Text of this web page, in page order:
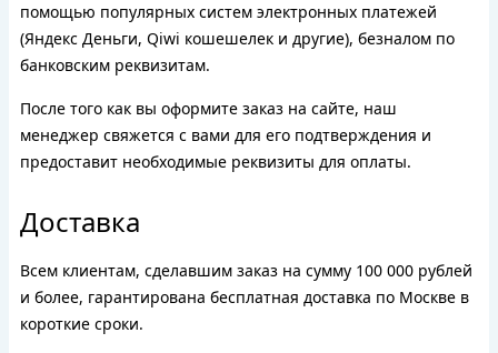
помощью популярных систем электронных платежей
(Яндекс Деньги, Qiwi кошешелек и другие), безналом по
банковским реквизитам.
После того как вы оформите заказ на сайте, наш
менеджер свяжется с вами для его подтверждения и
предоставит необходимые реквизиты для оплаты.
Доставка
Всем клиентам, сделавшим заказ на сумму 100 000 рублей
и более, гарантирована бесплатная доставка по Москве в
короткие сроки.